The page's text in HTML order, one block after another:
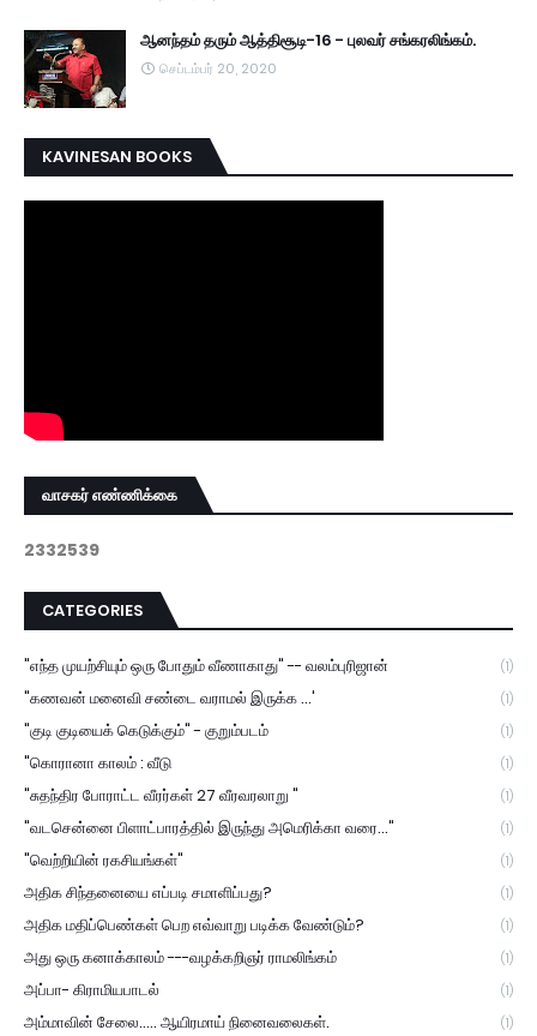
ஆனந்தம் தரும் ஆத்திசூடி-16 - புலவர் சங்கரலிங்கம்.
செப்டம்பர் 20, 2020
KAVINESAN BOOKS
வாசகர் எண்ணிக்கை
2332539
CATEGORIES
"எந்த முயற்சியும் ஒரு போதும் வீணாகாது" -- வலம்புரிஜான் (1)
"கணவன் மனைவி சண்டை வராமல் இருக்க ...' (1)
"குடி குடியைக் கெடுக்கும்" - குறும்படம் (1)
"கொரானா காலம் : வீடு (1)
"சுதந்திர போராட்ட வீரர்கள் 27 வீரவரலாறு " (1)
"வடசென்னை பிளாட்பாரத்தில் இருந்து அமெரிக்கா வரை..." (1)
"வெற்றியின் ரகசியங்கள்" (1)
அதிக சிந்தனையை எப்படி சமாளிப்பது? (1)
அதிக மதிப்பெண்கள் பெற எவ்வாறு படிக்க வேண்டும்? (1)
அது ஒரு கனாக்காலம் ---வழக்கறிஞர் ராமலிங்கம் (1)
அப்பா- கிராமியபாடல் (1)
அம்மாவின் சேலை..... ஆயிரமாய் நினைவலைகள். (1)